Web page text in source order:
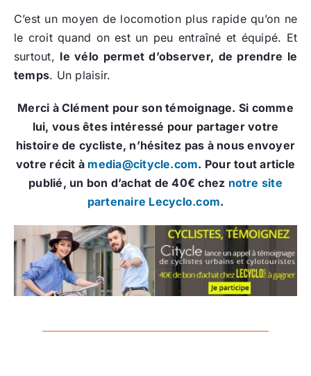
C’est un moyen de locomotion plus rapide qu’on ne
le croit quand on est un peu entraîné et équipé. Et
surtout, le vélo permet d’observer, de prendre le
temps. Un plaisir.
Merci à Clément pour son témoignage. Si comme
lui, vous êtes intéressé pour partager votre
histoire de cycliste, n’hésitez pas à nous envoyer
votre récit à media@citycle.com. Pour tout article
publié, un bon d’achat de 40€ chez notre site
partenaire Lecyclo.com.